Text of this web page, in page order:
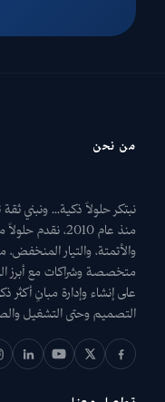
من نحن
نبتكر حلولاً ذكية... ونبني
منذ عام 2010،
والأتمتة، والتيار
متخصصة وشراكات مع أبرز
على إنشاء وإدارة مبانٍ أكثر
التصميم وحتى التشغيل